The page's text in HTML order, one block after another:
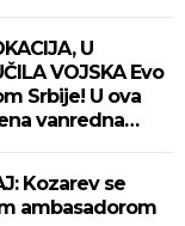
U
VOJSKA Evo
Srbije! U ova
vanredna
Kozarev se
ambasadorom